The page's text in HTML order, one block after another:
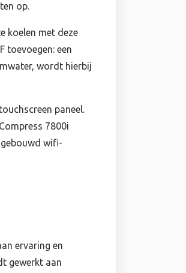
op.
koelen met deze
toevoegen: een
wordt hierbij
paneel.
7800i
wifi-
ervaring en
gewerkt aan